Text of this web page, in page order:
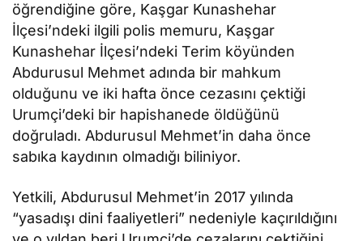
öğrendiğine göre, Kaşgar Kunashehar
İlçesi’ndeki ilgili polis memuru, Kaşgar
Kunashehar İlçesi’ndeki Terim köyünden
Abdurusul Mehmet adında bir mahkum
olduğunu ve iki hafta önce cezasını çektiği
Urumçi’deki bir hapishanede öldüğünü
doğruladı. Abdurusul Mehmet’in daha önce
sabıka kaydının olmadığı biliniyor.
Yetkili, Abdurusul Mehmet’in 2017 yılında
“yasadışı dini faaliyetleri” nedeniyle kaçırıldığını